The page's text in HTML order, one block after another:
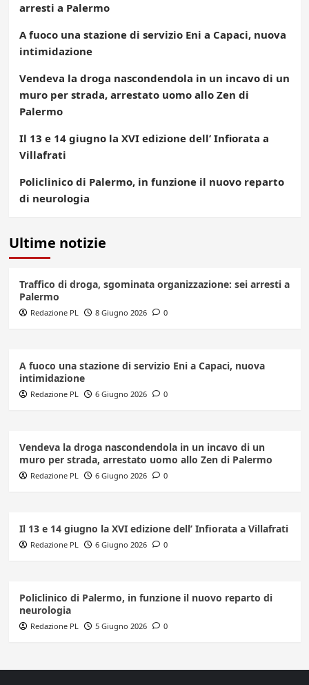
arresti a Palermo
A fuoco una stazione di servizio Eni a Capaci, nuova
intimidazione
Vendeva la droga nascondendola in un incavo di un
muro per strada, arrestato uomo allo Zen di
Palermo
Il 13 e 14 giugno la XVI edizione dell’ Infiorata a
Villafrati
Policlinico di Palermo, in funzione il nuovo reparto
di neurologia
Ultime notizie
Traffico di droga, sgominata organizzazione: sei arresti a
Palermo
Redazione PL 8 Giugno 2026 0
A fuoco una stazione di servizio Eni a Capaci, nuova
intimidazione
Redazione PL 6 Giugno 2026 0
Vendeva la droga nascondendola in un incavo di un
muro per strada, arrestato uomo allo Zen di Palermo
Redazione PL 6 Giugno 2026 0
Il 13 e 14 giugno la XVI edizione dell’ Infiorata a Villafrati
Redazione PL 6 Giugno 2026 0
Policlinico di Palermo, in funzione il nuovo reparto di
neurologia
Redazione PL 5 Giugno 2026 0